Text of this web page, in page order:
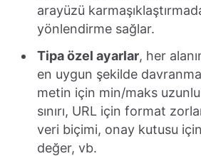
arayüzü
yönlendirme sağlar.
Tipa özel ayarlar, her
en uygun şekilde
metin için min/maks
sınırı, URL için format
veri biçimi, onay kutusu
değer, vb.